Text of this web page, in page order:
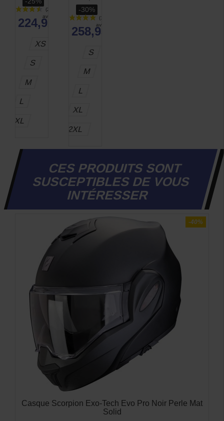
224,92 €
XS
S
M
L
XL
-30%
258,93 €
S
M
L
XL
2XL
CES PRODUITS SONT
SUSCEPTIBLES DE VOUS
INTÉRESSER
-40%
Casque Scorpion Exo-Tech Evo Pro Noir Perle Mat
Solid